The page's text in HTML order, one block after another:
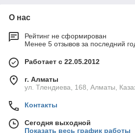
О нас
Рейтинг не сформирован
Менее 5 отзывов за последний
Работает с 22.05.2012
г. Алматы
ул. Тлендиева, 168, Алматы,
Контакты
Сегодня выходной
Показать весь график работы